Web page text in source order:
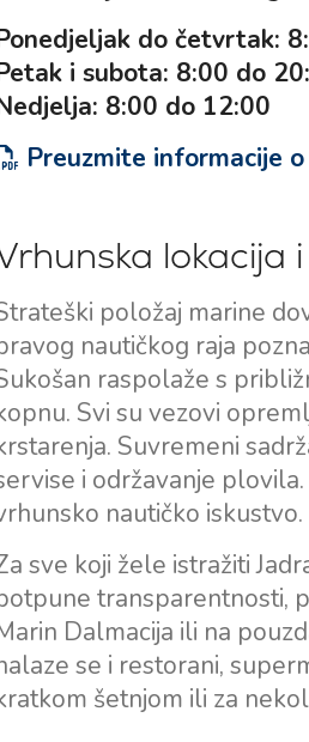
do četvrtak:
i subota: 8:00 do
8:00 do 12:00
Preuzmite informacije
lokacija
položaj marine
nautičkog raja
raspolaže s
Svi su vezovi
Suvremeni
i održavanje
nautičko iskustvo.
sve koji žele istražiti
transparentnosti,
Dalmacija ili na
se i restorani,
šetnjom ili za
Usluge
Najam bez posade
Najam sa skiperom
Najam s posadom
Charter Management